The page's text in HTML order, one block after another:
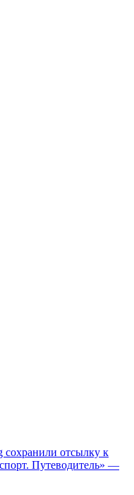
сохранили отсылку к
Путеводитель» —